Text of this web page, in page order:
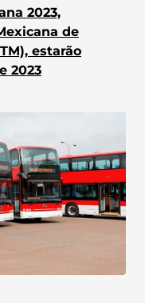
2023,
de
estarão
2023